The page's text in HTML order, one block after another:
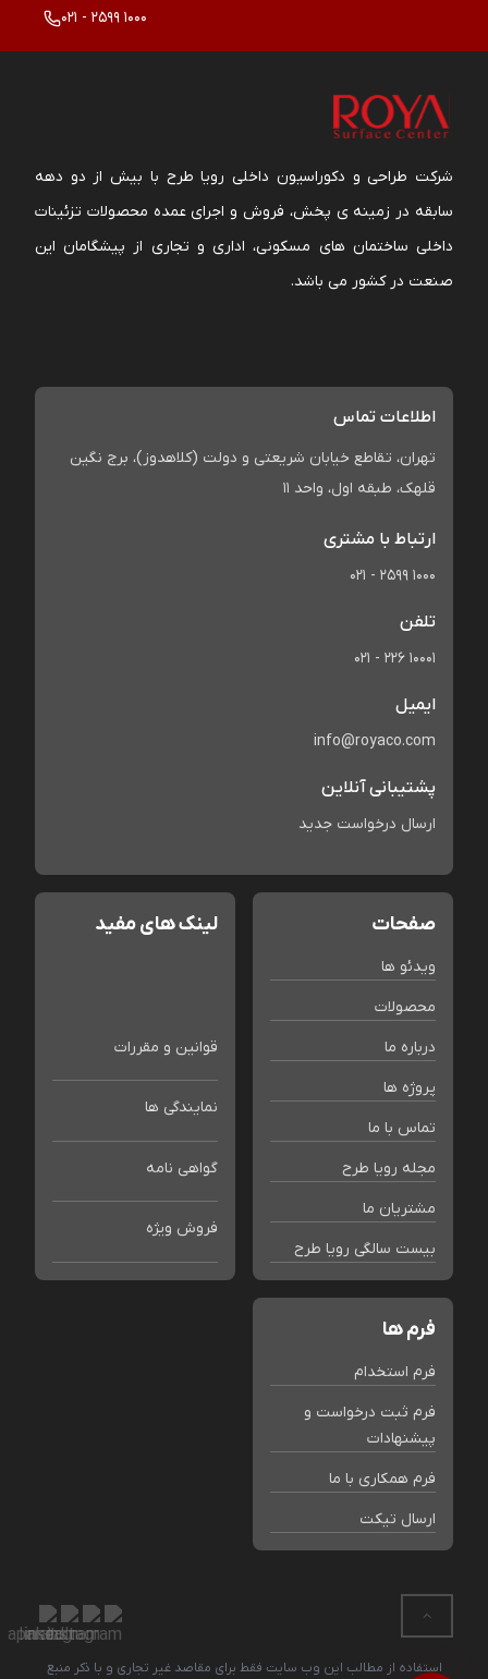
021 - 2599 1000
شرکت طراحی و دکوراسیون داخلی رویا طرح با بیش از دو دهه
سابقه در زمینه ی پخش، فروش و اجرای عمده محصولات تزئینات
داخلی ساختمان های مسکونی، اداری و تجاری از پیشگامان این
صنعت در کشور می باشد.
اطلاعات تماس
تهران، تقاطع خیابان شریعتی و دولت (کلاهدوز)، برج نگین
قلهک، طبقه اول، واحد 11
ارتباط با مشتری
021 - 2599 1000
تلفن
021 - 226 10001
ایمیل
info@royaco.com
پشتیبانی آنلاین
ارسال درخواست جدید
صفحات
ویدئو ها
محصولات
درباره ما
پروژه ها
تماس با ما
مجله رویا طرح
مشتریان ما
بیست سالگی رویا طرح
لینک های مفید
قوانین و مقررات
نمایندگی ها
گواهی نامه
فروش ویژه
فرم ها
فرم استخدام
فرم ثبت درخواست و
پیشنهادات
فرم همکاری با ما
ارسال تیکت
استفاده از مطالب این وب سایت فقط برای مقاصد غیر تجاری و با ذکر منبع